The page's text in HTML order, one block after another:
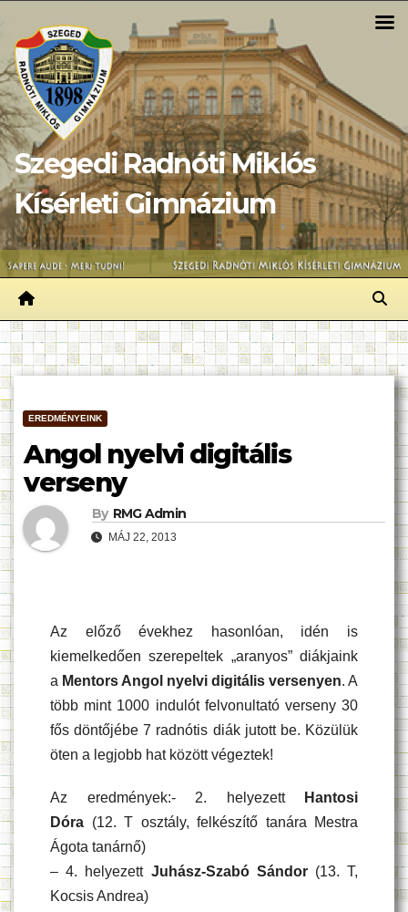
content
Szegedi Radnóti Miklós
Kísérleti Gimnázium
EREDMÉNYEINK
Angol nyelvi digitális
verseny
By RMG Admin
MÁJ 22, 2013
Az előző évekhez hasonlóan, idén is
kiemelkedően szerepeltek „aranyos” diákjaink
a Mentors Angol nyelvi digitális versenyen. A
több mint 1000 indulót felvonultató verseny 30
fős döntőjébe 7 radnótis diák jutott be. Közülük
öten a legjobb hat között végeztek!
Az eredmények:- 2. helyezett
Hantosi
Dóra (12. T osztály, felkészítő tanára Mestra
Ágota tanárnő)
– 4. helyezett Juhász-Szabó Sándor (13. T,
Kocsis Andrea)